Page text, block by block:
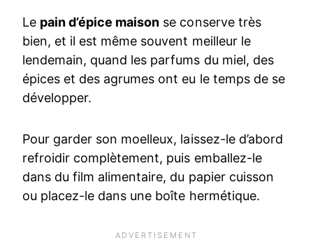
Le pain d’épice maison se conserve très
bien, et il est même souvent meilleur le
lendemain, quand les parfums du miel, des
épices et des agrumes ont eu le temps de se
développer.
Pour garder son moelleux, laissez-le d’abord
refroidir complètement, puis emballez-le
dans du film alimentaire, du papier cuisson
ou placez-le dans une boîte hermétique.